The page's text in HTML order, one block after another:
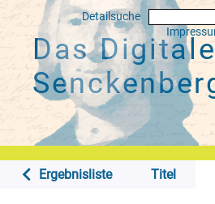
Detailsuche
Das Digitale
Ergebnisliste Titel